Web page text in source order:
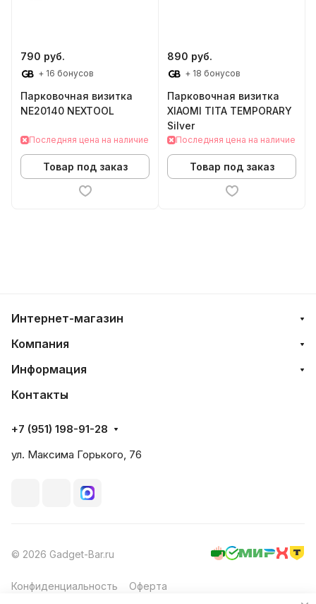
790 руб.
+ 16 бонусов
Парковочная визитка
NE20140 NEXTOOL
Последняя цена на наличие
Товар под заказ
890 руб.
+ 18 бонусов
Парковочная визитка
XIAOMI TITA TEMPORARY
Silver
Последняя цена на наличие
Товар под заказ
Интернет-магазин
Компания
Информация
Контакты
+7 (951) 198-91-28
ул. Максима Горького, 76
© 2026 Gadget-Bar.ru
Конфиденциальность Оферта